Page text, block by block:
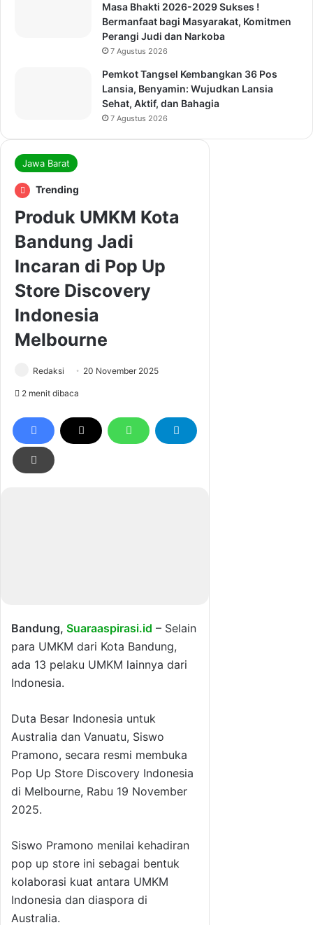
Masa Bhakti 2026-2029 Sukses !
Bermanfaat bagi Masyarakat, Komitmen
Perangi Judi dan Narkoba
7 Agustus 2026
Pemkot Tangsel Kembangkan 36 Pos
Lansia, Benyamin: Wujudkan Lansia
Sehat, Aktif, dan Bahagia
7 Agustus 2026